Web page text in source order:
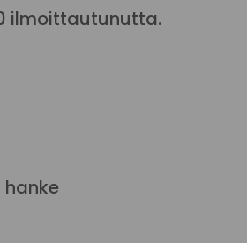
ilmoittautunutta.